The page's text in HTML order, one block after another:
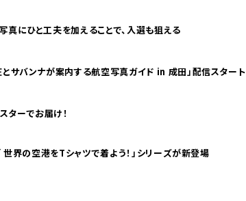
真にひと工夫を加えることで、入選も狙える
サバンナが案内する航空写真ガイド in 成田」配信スタート
ターでお届け！
ードTシャツで海外旅行気分！ pTaに「 世界の空港をTシャツで着よう！」シリーズが新登場